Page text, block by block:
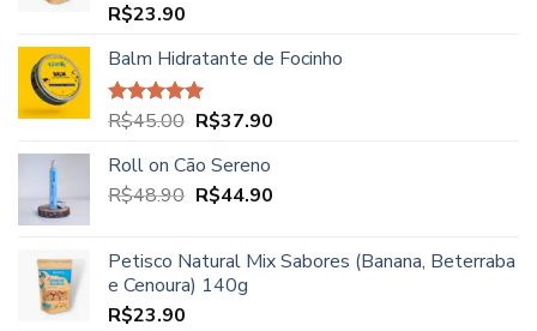
Avaliação
R$23.90
Balm Hidratante de Focinho
Avaliação
R$45.00 O
original
era:
R$37.90O
é:
Roll on Cão Sereno
R$48.90 O
era:
R$48.90.
R$44.90O
é:
Petisco Natural Mix Sabores (Banana, Beterraba
e Cenoura) 140g
R$23.90